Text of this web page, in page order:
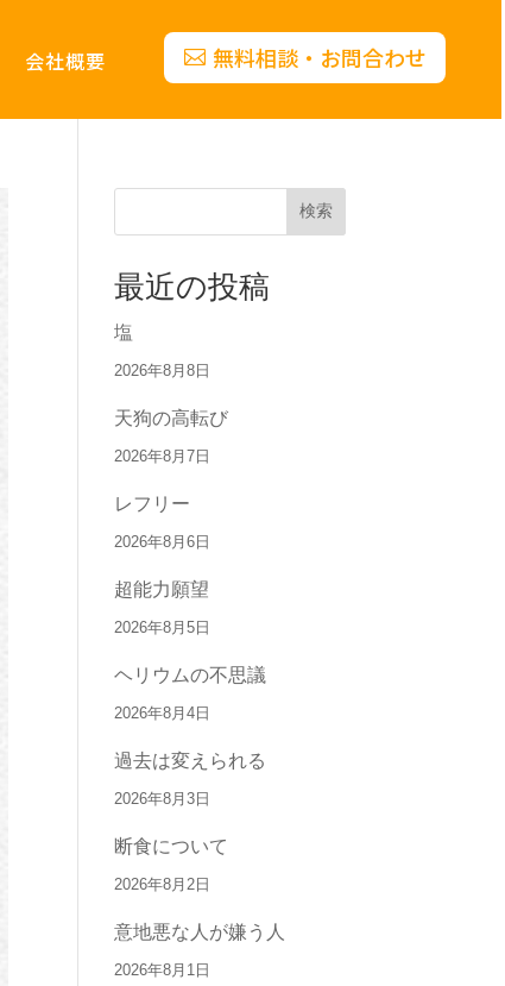
会社概要 無料相談・お問合わせ
検索
最近の投稿
塩
2026年8月8日
天狗の高転び
2026年8月7日
レフリー
2026年8月6日
超能力願望
2026年8月5日
ヘリウムの不思議
2026年8月4日
過去は変えられる
2026年8月3日
断食について
2026年8月2日
意地悪な人が嫌う人
2026年8月1日